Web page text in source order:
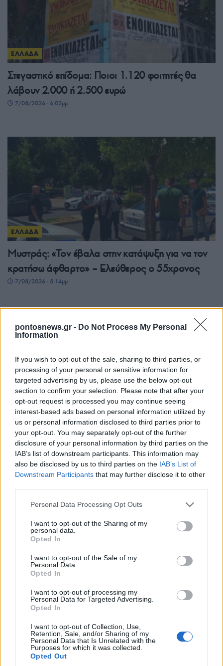
pontosnews.gr - Do Not Process My Personal
Information
If you wish to opt-out of the sale, sharing to third parties, or
processing of your personal or sensitive information for
targeted advertising by us, please use the below opt-out
section to confirm your selection. Please note that after your
opt-out request is processed you may continue seeing
interest-based ads based on personal information utilized by
us or personal information disclosed to third parties prior to
your opt-out. You may separately opt-out of the further
disclosure of your personal information by third parties on the
IAB’s list of downstream participants. This information may
also be disclosed by us to third parties on the IAB’s List of
Downstream Participants that may further disclose it to other
Please note that this website/app uses one or more Google
not limited to your visit or usage behaviour. You may click to
grant or deny consent to Google and its third-party tags to
use your data for below specified purposes in below Google
consent section.
Personal Data Processing Opt Outs
I want to opt-out of the Sharing of my
personal data.
Opted In
I want to opt-out of the Sale of my
Personal Data.
Opted In
I want to opt-out of processing my
Personal Data for Targeted Advertising.
Opted In
I want to opt-out of Collection, Use,
Retention, Sale, and/or Sharing of my
Personal Data that Is Unrelated with the
Purposes for which it was collected.
Opted Out
ΕΛΛΑΔΑ
Στεγαστικό επίδομα: Ποιοι 1.120 φοιτητές θα
λάβουν 2.000 ή 2.500 ευρώ
7/08/2026 - 6:02μμ
ΕΛΛΑΔΑ
Μυστράς: «Τον έβαλα στην κατάψυξη για να τον
κρατήσω άφθαρτο» – Ελεύθερος ο 55χρονος
7/08/2026 - 5:14μμ
ΕΛΛΑΔΑ
Φωτιά τώρα στο Στεφάνι Κορινθίας – Μήνυμα
από το 112, στη μάχη 7 εναέρια μέσα
Θεσσαλονίκη: Πυρκαγιά σε δασική έκταση στο
Μονοπήγαδο Θέρμης
7/08/2026 - 4:41μμ